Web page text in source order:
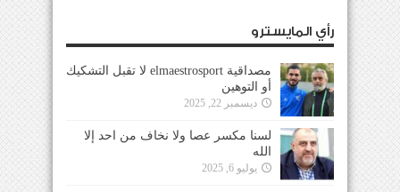
رأي المايسترو
مصداقية elmaestrosport لا تقبل التشكيك
أو التوهين
ديسمبر 22, 2025
لسنا مكسر عصا ولا نخاف من احد إلا
الله
يوليو 6, 2025